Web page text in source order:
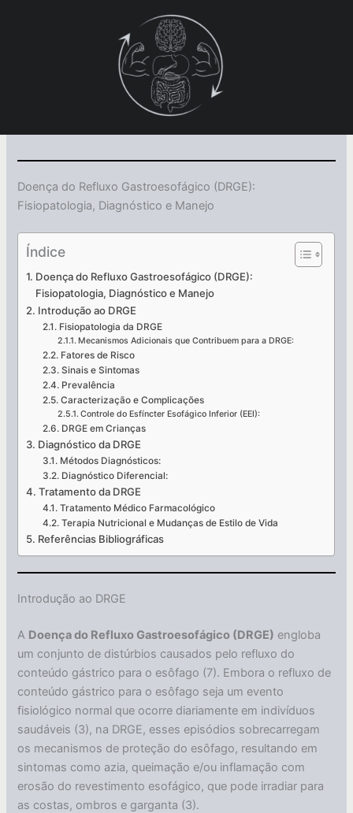
Doença do Refluxo Gastroesofágico (DRGE):
Fisiopatologia, Diagnóstico e Manejo
Índice
Doença do Refluxo Gastroesofágico (DRGE):
Fisiopatologia, Diagnóstico e Manejo
Introdução ao DRGE
Fisiopatologia da DRGE
Mecanismos Adicionais que Contribuem para a DRGE:
Fatores de Risco
Sinais e Sintomas
Prevalência
Caracterização e Complicações
Controle do Esfíncter Esofágico Inferior (EEI):
DRGE em Crianças
Diagnóstico da DRGE
Métodos Diagnósticos:
Diagnóstico Diferencial:
Tratamento da DRGE
Tratamento Médico Farmacológico
Terapia Nutricional e Mudanças de Estilo de Vida
Referências Bibliográficas
Introdução ao DRGE
A Doença do Refluxo Gastroesofágico (DRGE) engloba
um conjunto de distúrbios causados pelo refluxo do
conteúdo gástrico para o esôfago (7). Embora o refluxo de
conteúdo gástrico para o esôfago seja um evento
fisiológico normal que ocorre diariamente em indivíduos
saudáveis (3), na DRGE, esses episódios sobrecarregam
os mecanismos de proteção do esôfago, resultando em
sintomas como azia, queimação e/ou inflamação com
erosão do revestimento esofágico, que pode irradiar para
as costas, ombros e garganta (3).